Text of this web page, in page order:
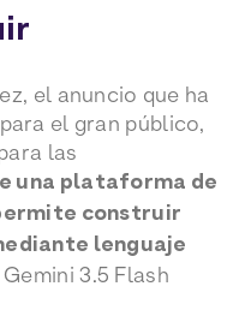
el anuncio que ha
el gran público,
las
una plataforma de
construir
lenguaje
3.5 Flash